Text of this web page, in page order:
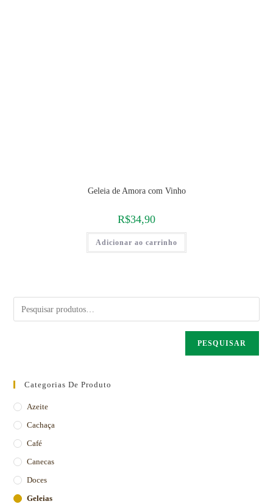
Geleia de Amora com Vinho
R$34,90
Adicionar ao carrinho
PESQUISAR
Categorias De Produto
Azeite
Cachaça
Café
Canecas
Doces
Geleias